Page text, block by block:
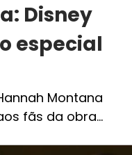
Disney
especial
Montana
fãs da obra…